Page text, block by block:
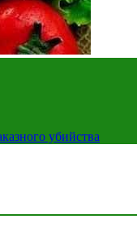
убийства